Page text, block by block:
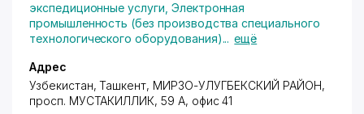
экспедиционные услуги Электронная
промышленность (без производства специального
технологического оборудования)... ещё
Адрес
Узбекистан, Ташкент, МИРЗО-УЛУГБЕКСКИЙ РАЙОН,
просп. МУСТАКИЛЛИК, 59 А, офис 41